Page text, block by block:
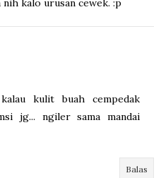
kalo urusan cewek. :p
kulit buah cempedak
jg... ngiler sama mandai
Balas